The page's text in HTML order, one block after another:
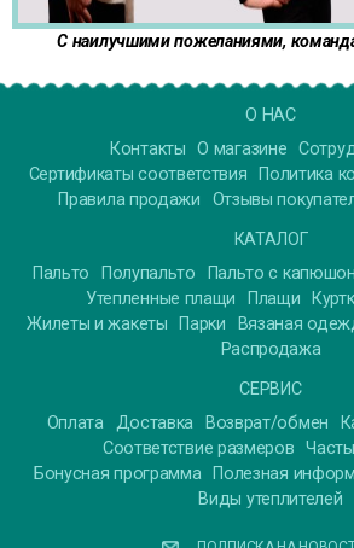
С наилучшими пожеланиями,
О НАС
Контакты
О магазине
Сертификаты соответствия
Политика
Правила продажи
Отзывы
КАТАЛОГ
Пальто
Полупальто Пальто с
Утепленные плащи
Плащи
Жилеты и жакеты
Парки Вязаная
Распродажа
СЕРВИС
Оплата Доставка Возврат/обмен
Соответствие размеров
Бонусная программа
Полезная
Виды утеплителей